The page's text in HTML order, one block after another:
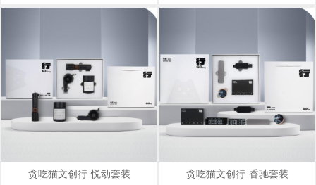
贪吃猫文创行·悦动套装 贪吃猫文创行·香驰套装